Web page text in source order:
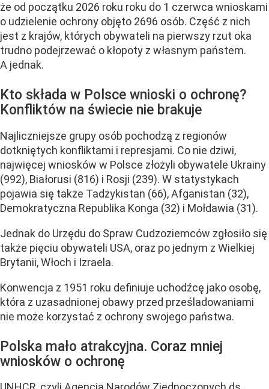
że od początku 2026 roku roku do 1 czerwca wnioskami
o udzielenie ochrony objęto 2696 osób. Część z nich
jest z krajów, których obywateli na pierwszy rzut oka
trudno podejrzewać o kłopoty z własnym państem.
A jednak.
Kto składa w Polsce wnioski o ochronę?
Konfliktów na świecie nie brakuje
Najliczniejsze grupy osób pochodzą z regionów
dotkniętych konfliktami i represjami. Co nie dziwi,
najwięcej wniosków w Polsce złożyli obywatele Ukrainy
(992), Białorusi (816) i Rosji (239). W statystykach
pojawia się także Tadżykistan (66), Afganistan (32),
Demokratyczna Republika Konga (32) i Mołdawia (31).
Jednak do Urzędu do Spraw Cudzoziemców zgłosiło się
także pięciu obywateli USA, oraz po jednym z Wielkiej
Brytanii, Włoch i Izraela.
Konwencja z 1951 roku definiuje uchodźcę jako osobę,
która z uzasadnionej obawy przed prześladowaniami
nie może korzystać z ochrony swojego państwa.
Polska mało atrakcyjna. Coraz mniej
wniosków o ochronę